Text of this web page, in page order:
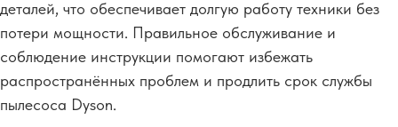
деталей, что обеспечивает долгую работу техники без
потери мощности. Правильное обслуживание и
соблюдение инструкции помогают избежать
распространённых проблем и продлить срок службы
пылесоса Dyson.